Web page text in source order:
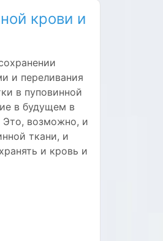
крови и
и переливания
в пуповинной
в будущем в
Это, возможно, и
ткани, и
и кровь и